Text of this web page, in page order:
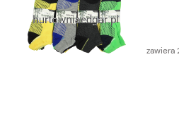
zawiera